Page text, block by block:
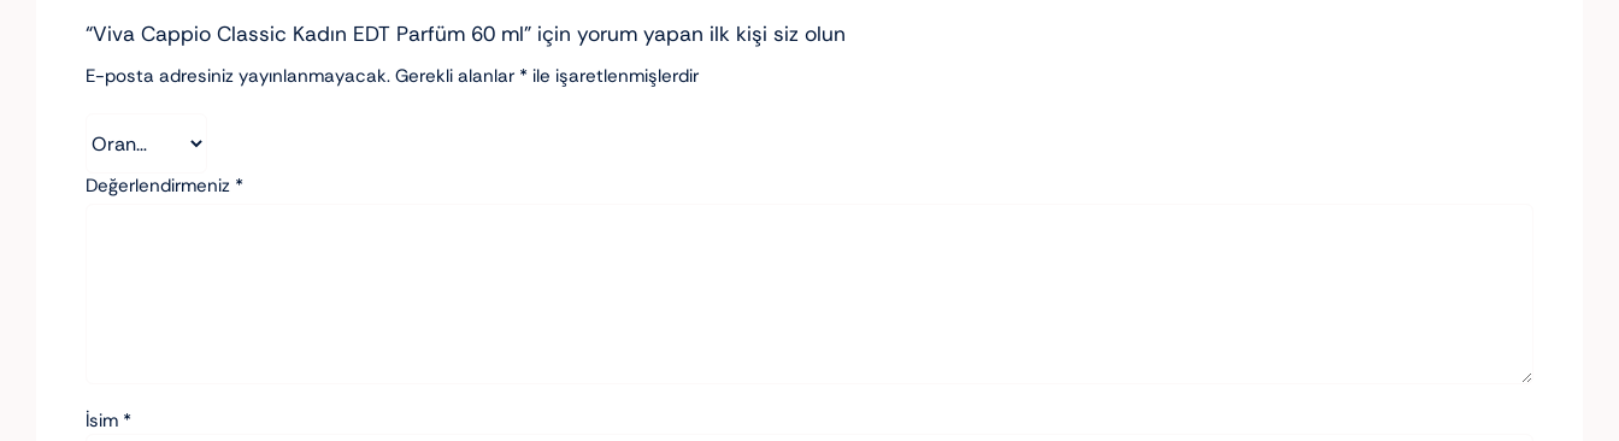
“Viva Cappio Classic Kadın EDT Parfüm 60 ml” için yorum yapan ilk kişi siz olun
E-posta adresiniz yayınlanmayacak. Gerekli alanlar * ile işaretlenmişlerdir
Değerlendirmeniz *
İsim *